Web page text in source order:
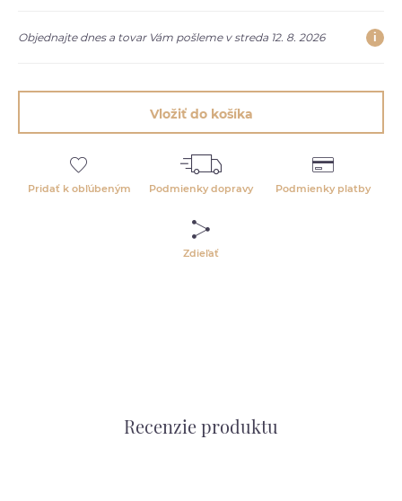
Objednajte dnes a tovar Vám pošleme v streda 12. 8. 2026 i
Vložiť do košíka
Pridať k obľúbeným Podmienky dopravy Podmienky platby
Zdieľať
Recenzie produktu